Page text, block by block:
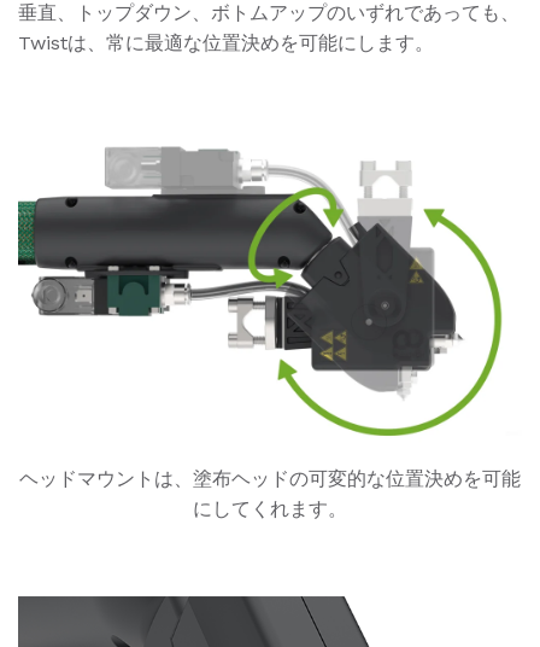
垂直、トップダウン、ボトムアップのいずれであっても、
Twistは、常に最適な位置決めを可能にします。
ヘッドマウントは、塗布ヘッドの可変的な位置決めを可能
にしてくれます。